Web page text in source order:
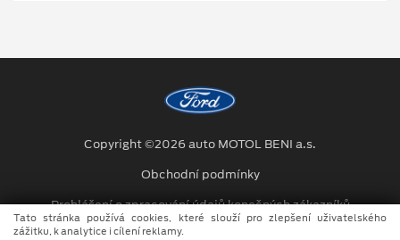
Copyright ©2026 auto MOTOL BENI a.s.
Obchodní podmínky
Prohlášení o zpracování údajů konečných zákazníků
Kariéra
Tato stránka používá cookies, které slouží pro zlepšení uživatelského
zážitku, k analytice i cílení reklamy.